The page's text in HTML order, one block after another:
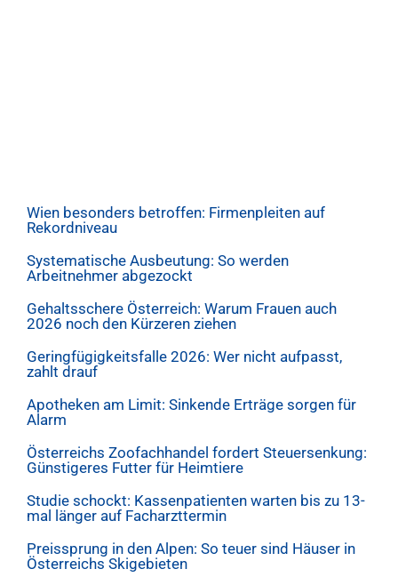
Wien besonders betroffen: Firmenpleiten auf
Rekordniveau
Systematische Ausbeutung: So werden
Arbeitnehmer abgezockt
Gehaltsschere Österreich: Warum Frauen auch
2026 noch den Kürzeren ziehen
Geringfügigkeitsfalle 2026: Wer nicht aufpasst,
zahlt drauf
Apotheken am Limit: Sinkende Erträge sorgen für
Alarm
Österreichs Zoofachhandel fordert Steuersenkung:
Günstigeres Futter für Heimtiere
Studie schockt: Kassenpatienten warten bis zu 13-
mal länger auf Facharzttermin
Preissprung in den Alpen: So teuer sind Häuser in
Österreichs Skigebieten